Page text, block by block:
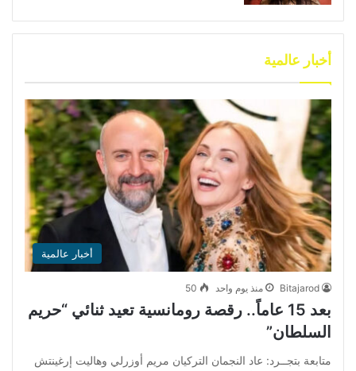
أخبار عالمية
أخبار عالمية
Bitajarod منذ يوم واحد 50
بعد 15 عاماً.. رقصة رومانسية تعيد ثنائي “حريم
السلطان”
متابعة بتجــرد: عاد النجمان التركيان مريم أوزرلي وهاليت إرغينتش